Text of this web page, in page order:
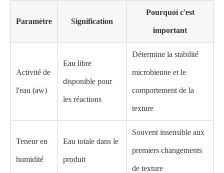
Paramètre Signification
Pourquoi c'est
important
Activité de
l'eau (aw)
Eau libre
disponible pour
les réactions
Détermine la stabilité
microbienne et le
comportement de la
texture
Teneur en
humidité
Eau totale dans le
produit
Souvent insensible aux
premiers changements
de texture